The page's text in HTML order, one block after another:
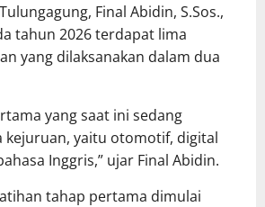
Final Abidin, S.Sos.,
tahun 2026 terdapat lima
yang dilaksanakan dalam dua
yang saat ini sedang
kejuruan, yaitu otomotif, digital
Inggris,” ujar Final Abidin.
tahap pertama dimulai